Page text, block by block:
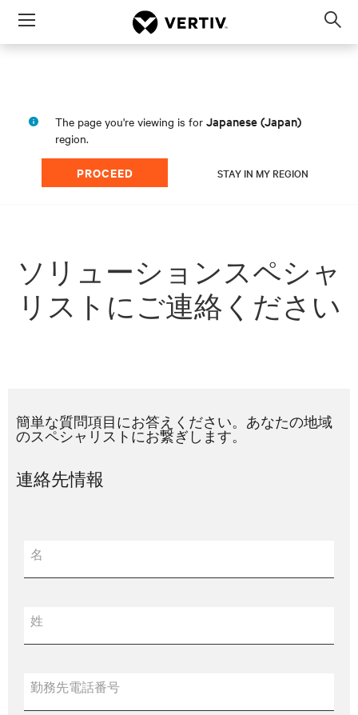
Menu
The page you're viewing is for Japanese (Japan)
region.
PROCEED STAY IN MY REGION
ソリューションスペシャ
リストにご連絡ください
簡単な質問項目にお答えください。あなたの地域
のスペシャリストにお繋ぎします。
連絡先情報
名
姓
勤務先電話番号